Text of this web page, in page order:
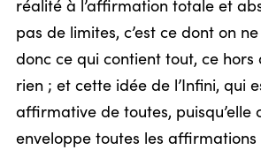
réalité à l’affirmation totale et
pas de limites, c’est ce dont on
donc ce qui contient tout, ce hors
rien ; et cette idée de l’Infini, qui
affirmative de toutes, puisqu’elle
enveloppe toutes les affirmations